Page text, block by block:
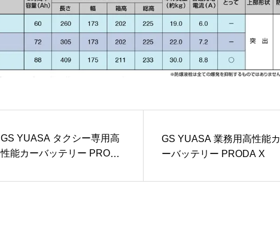
GS YUASA タクシー専用高
性能カーバッテリー PRODA
GS YUASA 業務用高性能カ
ーバッテリー PRODA X